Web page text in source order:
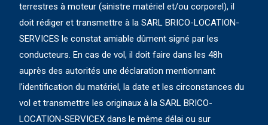
terrestres à moteur (sinistre matériel et/ou corporel), il
doit rédiger et transmettre à la SARL BRICO-LOCATION-
SERVICES le constat amiable dûment signé par les
conducteurs. En cas de vol, il doit faire dans les 48h
auprès des autorités une déclaration mentionnant
l’identification du matériel, la date et les circonstances du
vol et transmettre les originaux à la SARL BRICO-
LOCATION-SERVICEX dans le même délai ou sur